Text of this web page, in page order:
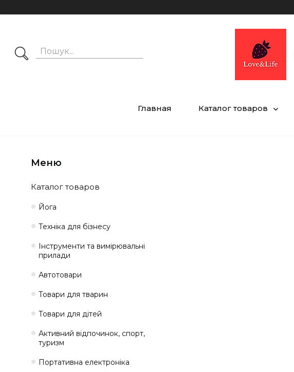
Главная Каталог товаров
Каталог товаров
Йога
Техніка для бізнесу
Інструменти та вимірювальні
прилади
Автотовари
Товари для тварин
Товари для дітей
Активний відпочинок, спорт,
туризм
Портативна електроніка